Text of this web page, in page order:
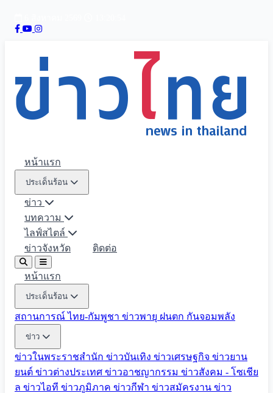
หน้าแรก
ประเด็นร้อน
ข่าว
บทความ
ไลฟ์สไตล์
ข่าวจังหวัด
ติดต่อ
หน้าแรก
ประเด็นร้อน
สถานการณ์ ไทย-กัมพูชา ข่าวพายุ ฝนตก กันจอมพลัง
ข่าว
ข่าวในพระราชสำนัก ข่าวบันเทิง ข่าวเศรษฐกิจ ข่าวยาน
ยนต์ ข่าวต่างประเทศ ข่าวอาชญากรรม ข่าวสังคม - โซเชีย
ล ข่าวไอที ข่าวภูมิภาค ข่าวกีฬา ข่าวสมัครงาน ข่าว